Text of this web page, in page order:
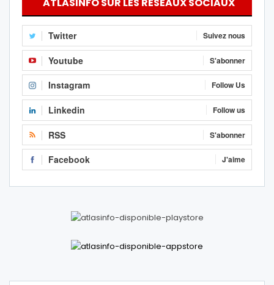
ATLASINFO SUR LES RÉSEAUX SOCIAUX
Twitter Suivez nous
Youtube S'abonner
Instagram Follow Us
Linkedin Follow us
RSS S'abonner
Facebook J'aime